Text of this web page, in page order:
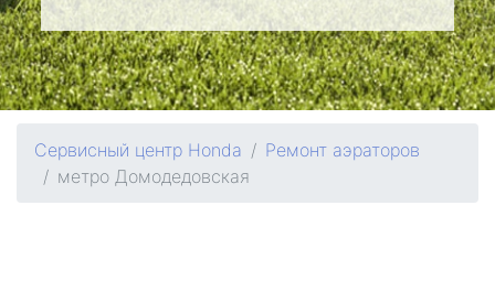
Сервисный центр Honda
Ремонт аэраторов
метро Домодедовская